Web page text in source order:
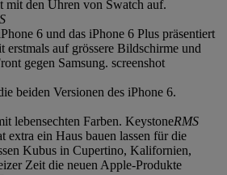
den Uhren von Swatch auf.
6 und das iPhone 6 Plus präsentiert
erstmals auf grössere Bildschirme und
gegen Samsung. screenshot
beiden Versionen des iPhone 6.
lebensechten Farben. KeystoneRMS
ein Haus bauen lassen für die
Kubus in Cupertino, Kalifornien,
Zeit die neuen Apple-Produkte